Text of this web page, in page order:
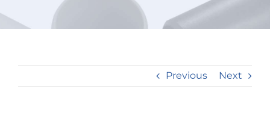
URBAN FARMING
Previous Next